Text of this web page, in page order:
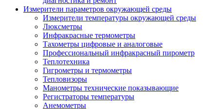
Измерители параметров окружающей среды
Измерители температуры окружающей среды
Люксметры
Инфракрасные термометры
Тахометры цифровые и аналоговые
Профессиональный инфракрасный пирометр
Теплотехника
Гигрометры и термометры
Тепловизоры
Манометры технические показывающие
Регистраторы температуры
Анемометры